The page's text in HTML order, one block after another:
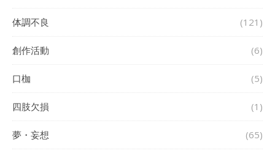
体調不良 (121)
創作活動 (6)
口枷 (5)
四肢欠損 (1)
夢・妄想 (65)